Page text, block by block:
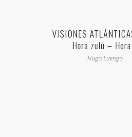
VISIONES
Hora zulú –
Hugo Luengo